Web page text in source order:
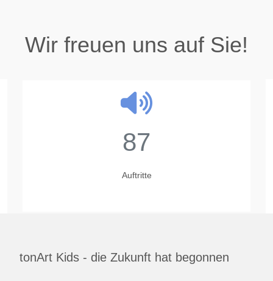
Wir freuen uns auf Sie!
87
Auftritte
tonArt Kids - die Zukunft hat begonnen